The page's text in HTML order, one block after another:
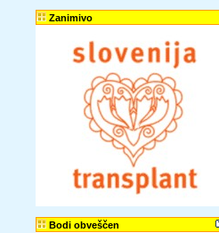
Zanimivo
Bodi obveščen